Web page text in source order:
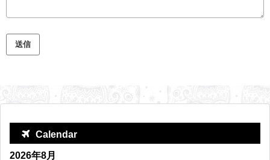
Calendar
2026年8月